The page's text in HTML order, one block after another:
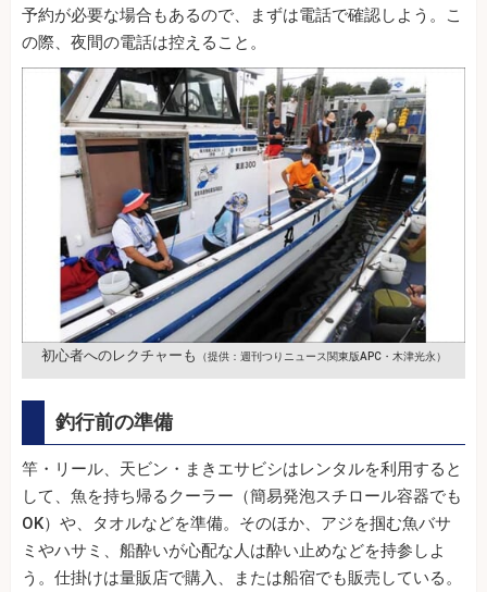
予約が必要な場合もあるので、まずは電話で確認しよう。こ
の際、夜間の電話は控えること。
初心者へのレクチャーも （提供：週刊つりニュース関東版APC・木津光永）
釣行前の準備
竿・リール、天ビン・まきエサビシはレンタルを利用すると
して、魚を持ち帰るクーラー（簡易発泡スチロール容器でも
OK）や、タオルなどを準備。そのほか、アジを掴む魚バサ
ミやハサミ、船酔いが心配な人は酔い止めなどを持参しよ
う。仕掛けは量販店で購入、または船宿でも販売している。